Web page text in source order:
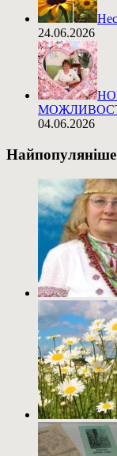
24.06.2026
04.06.2026
Найпопуляніше